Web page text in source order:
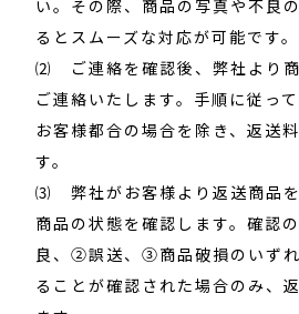
い。その際、商品の写真や不良
るとスムーズな対応が可能です。
⑵ ご連絡を確認後、弊社より商
ご連絡いたします。手順に従っ
お客様都合の場合を除き、返送
す。
⑶ 弊社がお客様より返送商品を
商品の状態を確認します。確認
良、②誤送、③商品破損のいず
ることが確認された場合のみ、